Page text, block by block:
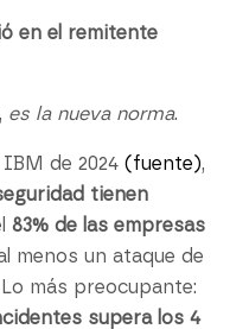
en el remitente
es la nueva norma.
de 2024 (fuente),
tienen
83% de las empresas
menos un ataque de
más preocupante:
supera los 4